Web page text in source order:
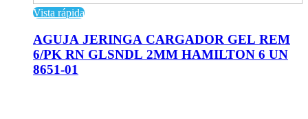
Vista rápida
AGUJA JERINGA CARGADOR GEL REM
6/PK RN GLSNDL 2MM HAMILTON 6 UN
8651-01